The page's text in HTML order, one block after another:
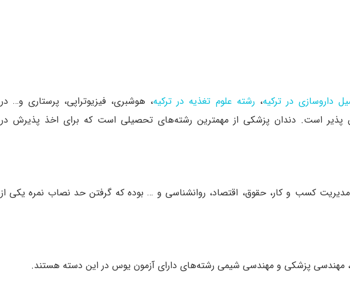
داروسازی در ترکیه، رشته علوم تغذیه در ترکیه، هوشبری، فیزیوتراپی، پرستاری و… در
پذیر است. دندان پزشکی از مهمترین رشته‌های تحصیلی است که برای اخذ پذیرش در
کسب و کار، حقوق، اقتصاد، روانشناسی و … بوده که گرفتن حد نصاب نمره یکی از
مهندسی پزشکی و مهندسی شیمی رشته‌های دارای آزمون یوس در این دسته هستند.